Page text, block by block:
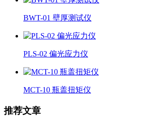
BWT-01 壁厚测试仪
PLS-02 偏光应力仪
MCT-10 瓶盖扭矩仪
推荐文章